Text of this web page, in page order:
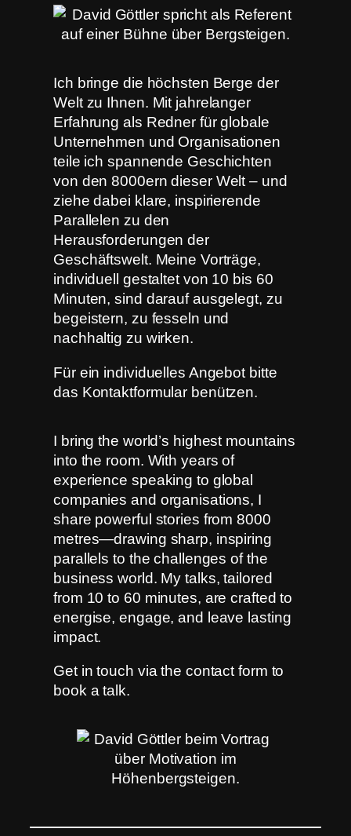
Ich bringe die höchsten Berge der
Welt zu Ihnen. Mit jahrelanger
Erfahrung als Redner für globale
Unternehmen und Organisationen
teile ich spannende Geschichten
von den 8000ern dieser Welt – und
ziehe dabei klare, inspirierende
Parallelen zu den
Herausforderungen der
Geschäftswelt. Meine Vorträge,
individuell gestaltet von 10 bis 60
Minuten, sind darauf ausgelegt, zu
begeistern, zu fesseln und
nachhaltig zu wirken.
Für ein individuelles Angebot bitte
das Kontaktformular benützen.
I bring the world’s highest mountains
into the room. With years of
experience speaking to global
companies and organisations, I
share powerful stories from 8000
metres—drawing sharp, inspiring
parallels to the challenges of the
business world. My talks, tailored
from 10 to 60 minutes, are crafted to
energise, engage, and leave lasting
impact.
Get in touch via the contact form to
book a talk.